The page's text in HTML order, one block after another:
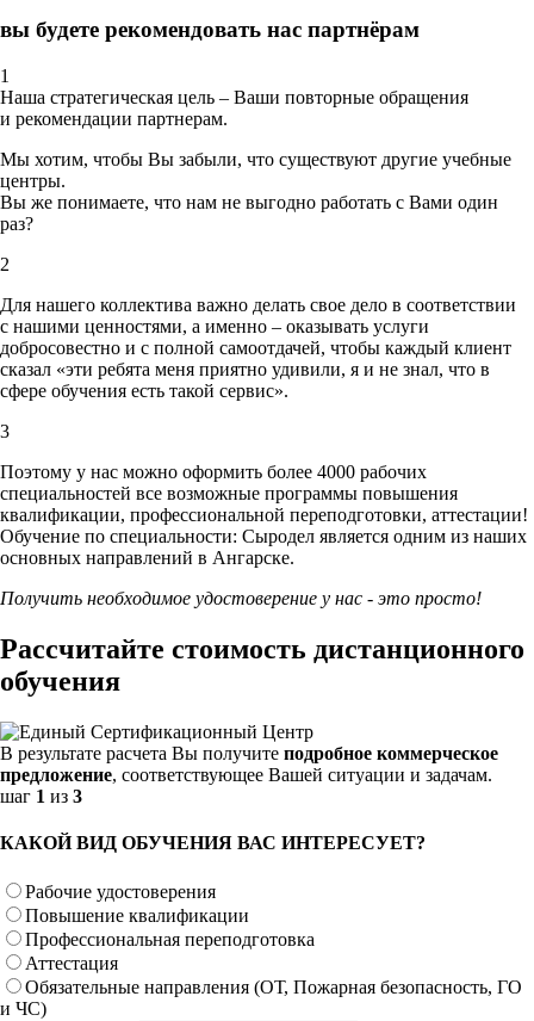
вы будете рекомендовать нас партнёрам
1
Наша стратегическая цель – Ваши повторные обращения
и рекомендации партнерам.
Мы хотим, чтобы Вы забыли, что существуют другие учебные
центры.
Вы же понимаете, что нам не выгодно работать с Вами один
раз?
2
Для нашего коллектива важно делать свое дело в соответствии
с нашими ценностями, а именно – оказывать услуги
добросовестно и с полной самоотдачей, чтобы каждый клиент
сказал «эти ребята меня приятно удивили, я и не знал, что в
сфере обучения есть такой сервис».
3
Поэтому у нас можно оформить более 4000 рабочих
специальностей все возможные программы повышения
квалификации, профессиональной переподготовки, аттестации!
Обучение по специальности: Сыродел является одним из наших
основных направлений в Ангарске.
Получить необходимое удостоверение у нас - это просто!
Рассчитайте стоимость дистанционного
обучения
В результате расчета Вы получите подробное коммерческое
предложение, соответствующее Вашей ситуации и задачам.
шаг 1 из 3
КАКОЙ ВИД ОБУЧЕНИЯ ВАС ИНТЕРЕСУЕТ?
Рабочие удостоверения
Повышение квалификации
Профессиональная переподготовка
Аттестация
Обязательные направления (ОТ, Пожарная безопасность, ГО
и ЧС)